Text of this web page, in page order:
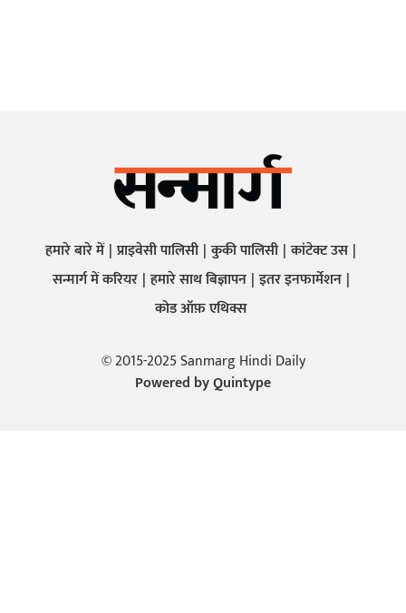
हमारे बारे में प्राइवेसी पालिसी कुकी पालिसी कांटेक्ट उस
सन्मार्ग में करियर हमारे साथ बिज्ञापन इतर इनफार्मेशन
कोड ऑफ़ एथिक्स
© 2015-2025 Sanmarg Hindi Daily
Powered byQuintype